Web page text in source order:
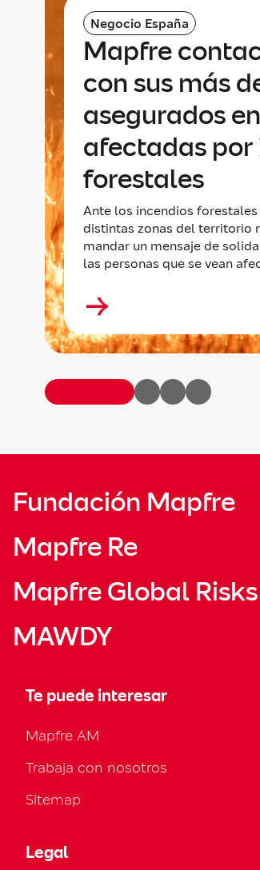
Negocio España
Mapfre
con sus más
asegurados
afectadas por
forestales
Ante los incendios
distintas zonas del territorio
mandar un mensaje de
las personas que se vean
Fundación Mapfre
Mapfre Re
Mapfre Global Risks
MAWDY
Te puede interesar
Mapfre AM
Trabaja con nosotros
Sitemap
Legal